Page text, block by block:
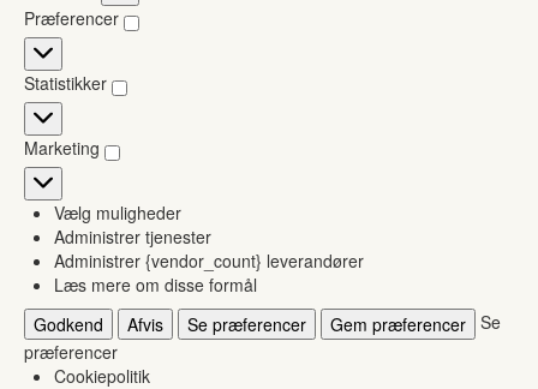
Præferencer
Præferencer
Statistikker
Statistikker
Marketing
Marketing
Vælg muligheder
Administrer tjenester
Administrer {vendor_count} leverandører
Læs mere om disse formål
Godkend
Afvis Se præferencer Gem præferencer Se
præferencer
Cookiepolitik